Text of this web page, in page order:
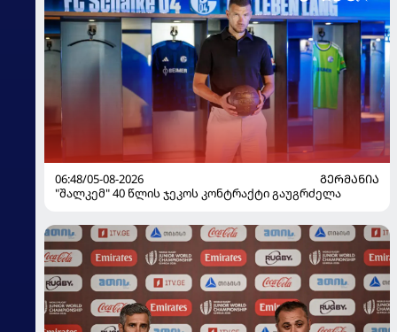
06:48/05-08-2026
ᲒᲔᲠᲛᲐᲜᲘᲐ
"შალკემ" 40 წლის ჯეკოს კონტრაქტი გაუგრძელა